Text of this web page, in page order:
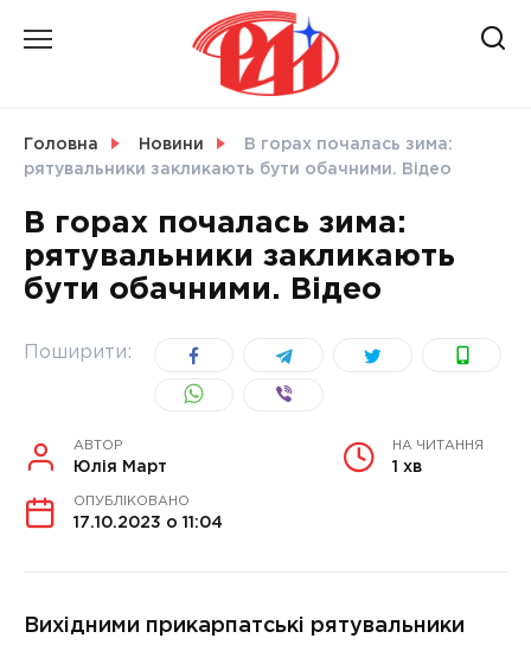
Головна Новини
В горах почалась зима:
рятувальники закликають бути обачними. Відео
В горах почалась зима:
рятувальники закликають
бути обачними. Відео
Поширити:
АВТОР
Юлія Март
НА ЧИТАННЯ
1 хв
ОПУБЛІКОВАНО
17.10.2023 о 11:04
Вихідними прикарпатські рятувальники